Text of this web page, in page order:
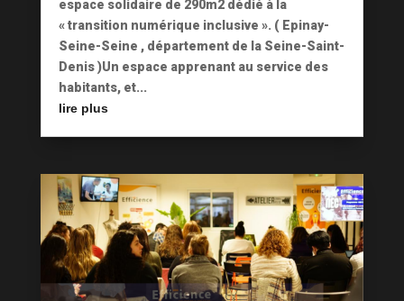
espace solidaire de 290m2 dédié à la
« transition numérique inclusive ». ( Epinay-
Seine-Seine , département de la Seine-Saint-
Denis )Un espace apprenant au service des
habitants, et...
lire plus